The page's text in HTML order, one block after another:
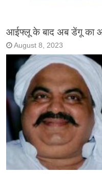
आईफ्लू के बाद अब डेंगू का
August 8, 2023